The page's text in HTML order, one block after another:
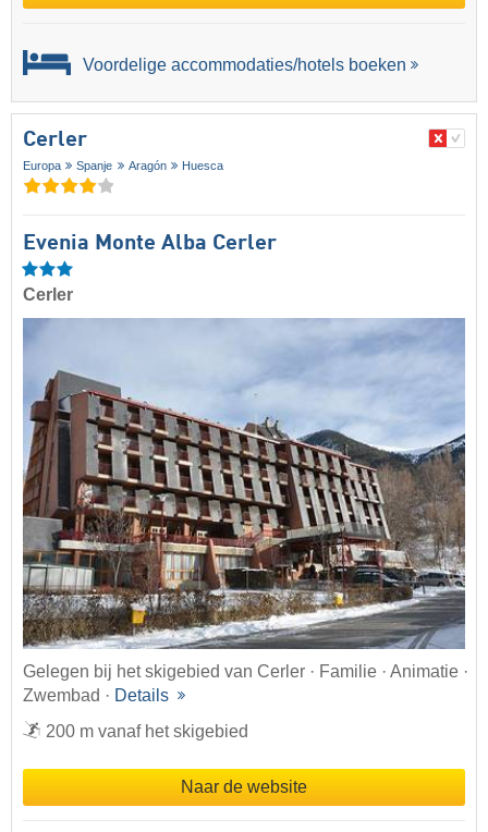
Voordelige accommodaties/hotels boeken
Cerler
Europa Spanje Aragón Huesca
Evenia Monte Alba Cerler
Cerler
Gelegen bij het skigebied van Cerler · Familie · Animatie ·
Zwembad · Details
200 m vanaf het skigebied
Naar de website